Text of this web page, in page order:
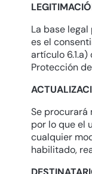
La base
es el
artículo
Protección
Se procurará
por lo que el
cualquier
habilitado,